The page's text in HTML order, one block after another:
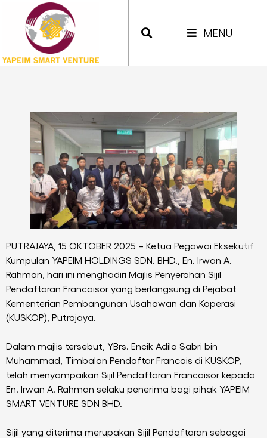
MENU
PUTRAJAYA, 15 OKTOBER 2025 – Ketua Pegawai Eksekutif
Kumpulan YAPEIM HOLDINGS SDN. BHD., En. Irwan A.
Rahman, hari ini menghadiri Majlis Penyerahan Sijil
Pendaftaran Francaisor yang berlangsung di Pejabat
Kementerian Pembangunan Usahawan dan Koperasi
(KUSKOP), Putrajaya.
Dalam majlis tersebut, YBrs. Encik Adila Sabri bin
Muhammad, Timbalan Pendaftar Francais di KUSKOP,
telah menyampaikan Sijil Pendaftaran Francaisor kepada
En. Irwan A. Rahman selaku penerima bagi pihak YAPEIM
SMART VENTURE SDN BHD.
Sijil yang diterima merupakan Sijil Pendaftaran sebagai